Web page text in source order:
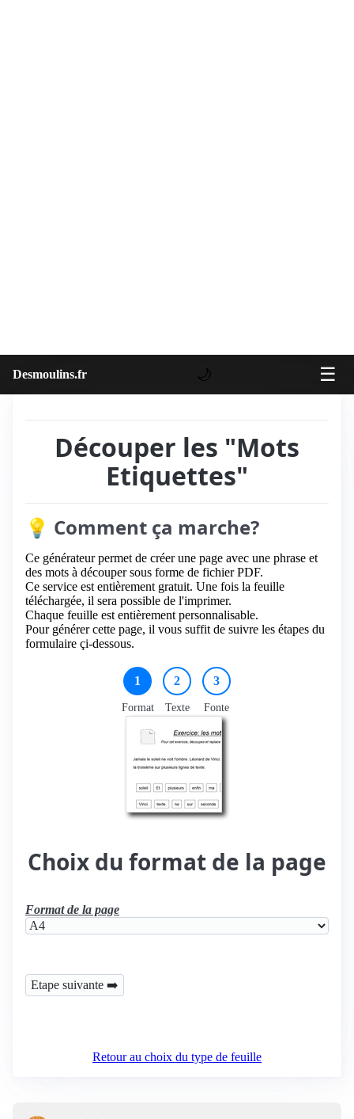
Desmoulins.fr 🌙 ☰
Découper les "Mots
Etiquettes"
💡 Comment ça marche?
Ce générateur permet de créer une page avec une phrase et
des mots à découper sous forme de fichier PDF.
Ce service est entièrement gratuit. Une fois la feuille
téléchargée, il sera possible de l'imprimer.
Chaque feuille est entièrement personnalisable.
Pour générer cette page, il vous suffit de suivre les étapes du
formulaire çi-dessous.
1
Format
2
Texte
3
Fonte
Choix du format de la page
Format de la page
Retour au choix du type de feuille